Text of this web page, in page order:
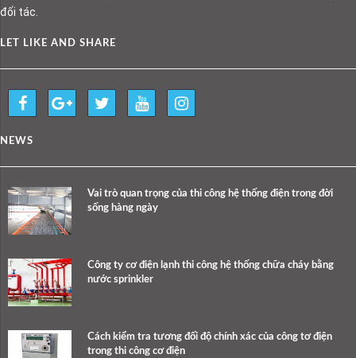
đối tác.
LET LIKE AND SHARE
NEWS
Vai trò quan trọng của thi công hệ thống điện trong đời
sống hàng ngày
Công ty cơ điện lạnh thi công hệ thống chữa cháy bằng
nước sprinkler
Cách kiểm tra tương đối độ chính xác của công tơ điện
trong thi công cơ điện